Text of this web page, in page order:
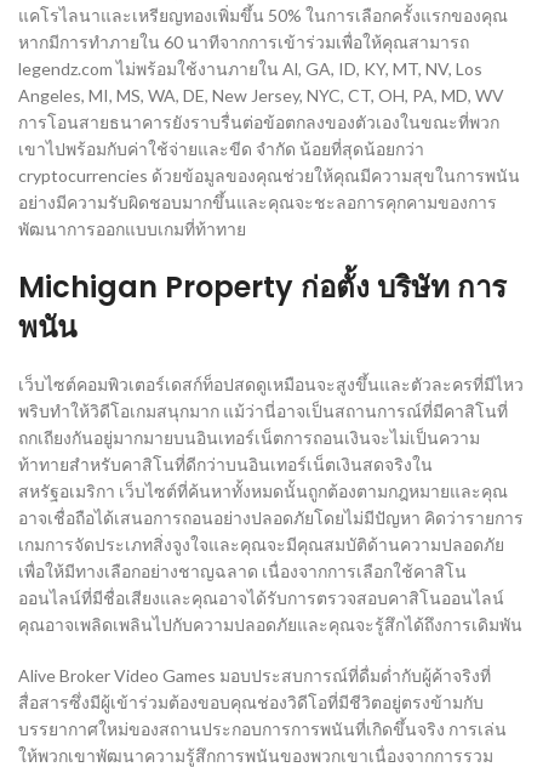
แคโรไลนาและเหรียญทองเพิ่มขึ้น 50% ในการเลือกครั้งแรกของคุณ
หากมีการทำภายใน 60 นาทีจากการเข้าร่วมเพื่อให้คุณสามารถ
legendz.com ไม่พร้อมใช้งานภายใน Al, GA, ID, KY, MT, NV, Los
Angeles, MI, MS, WA, DE, New Jersey, NYC, CT, OH, PA, MD, WV
การโอนสายธนาคารยังราบรื่นต่อข้อตกลงของตัวเองในขณะที่พวก
เขาไปพร้อมกับค่าใช้จ่ายและขีด จำกัด น้อยที่สุดน้อยกว่า
cryptocurrencies ด้วยข้อมูลของคุณช่วยให้คุณมีความสุขในการพนัน
อย่างมีความรับผิดชอบมากขึ้นและคุณจะชะลอการคุกคามของการ
พัฒนาการออกแบบเกมที่ท้าทาย
Michigan Property ก่อตั้ง บริษัท การ
พนัน
เว็บไซต์คอมพิวเตอร์เดสก์ท็อปสดดูเหมือนจะสูงขึ้นและตัวละครที่มีไหว
พริบทำให้วิดีโอเกมสนุกมาก แม้ว่านี่อาจเป็นสถานการณ์ที่มีคาสิโนที่
ถกเถียงกันอยู่มากมายบนอินเทอร์เน็ตการถอนเงินจะไม่เป็นความ
ท้าทายสำหรับคาสิโนที่ดีกว่าบนอินเทอร์เน็ตเงินสดจริงใน
สหรัฐอเมริกา เว็บไซต์ที่ค้นหาทั้งหมดนั้นถูกต้องตามกฎหมายและคุณ
อาจเชื่อถือได้เสนอการถอนอย่างปลอดภัยโดยไม่มีปัญหา คิดว่ารายการ
เกมการจัดประเภทสิ่งจูงใจและคุณจะมีคุณสมบัติด้านความปลอดภัย
เพื่อให้มีทางเลือกอย่างชาญฉลาด เนื่องจากการเลือกใช้คาสิโน
ออนไลน์ที่มีชื่อเสียงและคุณอาจได้รับการตรวจสอบคาสิโนออนไลน์
คุณอาจเพลิดเพลินไปกับความปลอดภัยและคุณจะรู้สึกได้ถึงการเดิมพัน
Alive Broker Video Games มอบประสบการณ์ที่ดื่มด่ำกับผู้ค้าจริงที่
สื่อสารซึ่งมีผู้เข้าร่วมต้องขอบคุณช่องวิดีโอที่มีชีวิตอยู่ตรงข้ามกับ
บรรยากาศใหม่ของสถานประกอบการการพนันที่เกิดขึ้นจริง การเล่น
ให้พวกเขาพัฒนาความรู้สึกการพนันของพวกเขาเนื่องจากการรวม